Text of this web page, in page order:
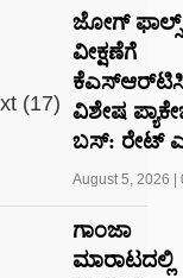
ಜೋಗ್ ಫಾಲ್ಸ್
ವೀಕ್ಷಣೆಗೆ
ವಿಶೇಷ
ಬಸ್: ರೇಟ್‌
August 5, 2026
ಗಾಂಜಾ
ಮಾರಾಟದಲ್ಲಿ